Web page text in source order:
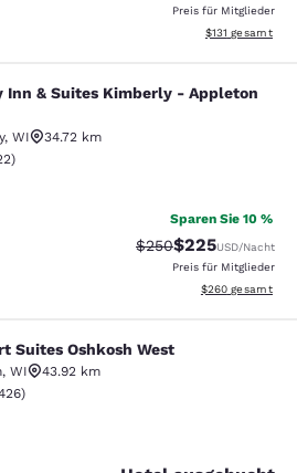
Preis für Mitglieder
Geschätzte
$131 gesamt
Kimberly -
Inn & Suites Kimberly - Appleton
, WI
34.72 km
Bewertung. Gut. 922 Bewertungen
)
Sparen Sie 10 %
Durchgestrichener
$250Vergünstigter
$225USD/Nacht
Preis für Mitglieder
Geschätzte
$260 gesamt
Oshkosh West
Suites Oshkosh West
, WI
43.92 km
Bewertung. Gut. 1426 Bewertungen
)